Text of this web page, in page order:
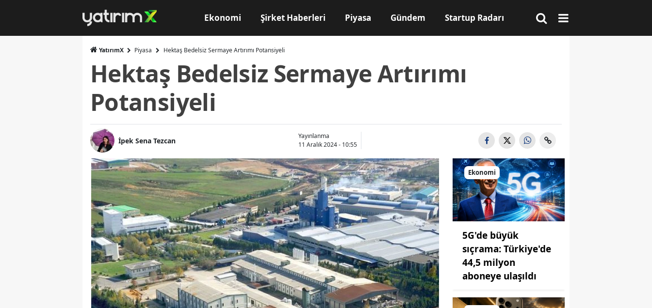
Ekonomi Şirket Haberleri Piyasa Gündem Startup Radarı
YatırımX Piyasa Hektaş Bedelsiz Sermaye Artırımı Potansiyeli
Hektaş Bedelsiz Sermaye Artırımı
Potansiyeli
İpek Sena Tezcan
Yayınlanma
11 Aralık 2024 - 10:55
Ekonomi
5G'de büyük
sıçrama: Türkiye'de
44,5 milyon
aboneye ulaşıldı